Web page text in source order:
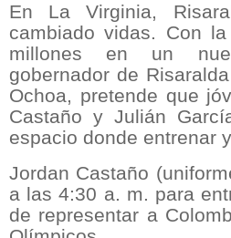
En La Virginia,
cambiado vidas. Con
millones en un
gobernador de
Ochoa, pretende que
Castaño y Julián
espacio donde entrenar
Jordan Castaño
a las 4:30 a. m. para
de representar a